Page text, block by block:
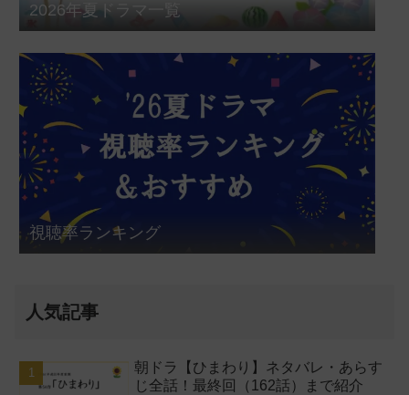
2026年夏ドラマ一覧
視聴率ランキング
人気記事
朝ドラ【ひまわり】ネタバレ・あらす
じ全話！最終回（162話）まで紹介